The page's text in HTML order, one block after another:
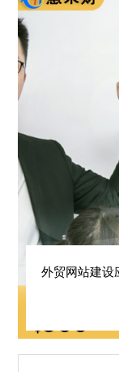
外贸网站建设